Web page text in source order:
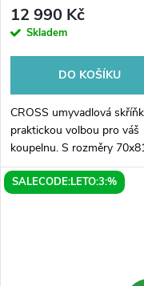
12 990 Kč
Skladem
DO KOŠÍKU
CROSS umyvadlová
praktickou volbou pro váš
koupelnu. S rozměry
cm a elegantním
bukovém provedení bude
SALECODE:LETO:3:%